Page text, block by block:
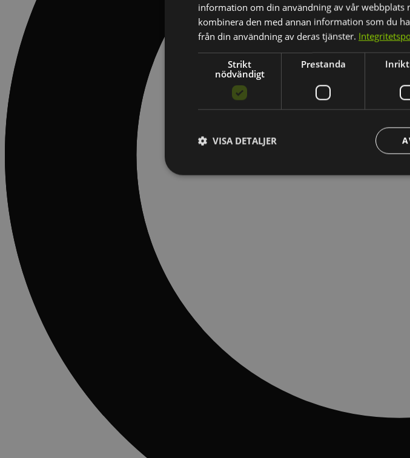
information om din användning av vår webbplats
kombinera den med annan information som du
från din användning av deras tjänster.
Strikt
nödvändigt
Prestanda
VISA DETALJER